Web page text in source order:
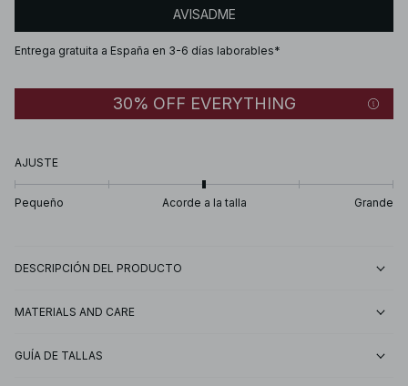
AVISADME
Entrega gratuita a España en 3-6 días laborables*
30% OFF EVERYTHING
AJUSTE
Pequeño Acorde a la talla Grande
DESCRIPCIÓN DEL PRODUCTO
MATERIALS AND CARE
GUÍA DE TALLAS